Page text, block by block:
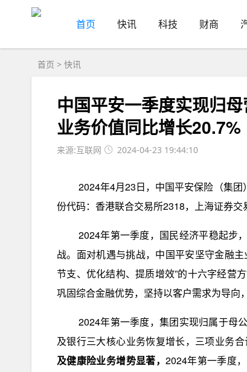
首页 快讯 科技 财商
首页 > 快讯
中国平安一季度实现归
业务价值同比增长20.7%
来源:互联网 2024-04-23 19:44:10
2024年4月23日，中国平安保险（集
份代码：香港联合交易所2318，上海证券
2024年第一季度，国民经济平稳起步
战。面对机遇与挑战，中国平安坚守金融
节支、优化结构、提质增效”的十六字经营
巩固综合金融优势，坚持以客户需求为导向
2024年第一季度，集团实现归属于母
及银行三大核心业务恢复增长，三项业务
及健康险业务增势显著， 2024年第一季度